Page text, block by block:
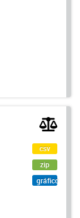
csv
zip
gráfico